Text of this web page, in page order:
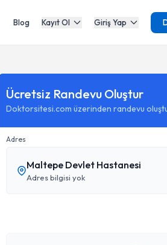
Blog Kayıt Ol Giriş Yap
Ücretsiz Randevu Oluştur
Doktorsitesi.com üzerinden randevu
Adres
Maltepe Devlet Hastanesi
Adres bilgisi yok